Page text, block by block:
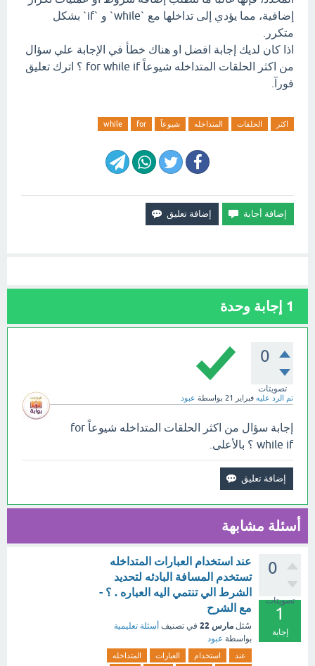
إضافية، مما يؤدي إلى تداخلها مع `while` و `if` بشكل
متكرر.
اذا كان لديك إجابة افضل او هناك خطأ في الإجابة علي سؤال
من اكثر الحلقات المتداخله شيوعاً for while if ؟ اترك تعليق
فورآ.
اكثر الحلقات المتداخله شيوعاً for
while
1 إجابة وحدة
0
تصويتات
تم الرد عليه فبراير 21 بواسطة عبود
إجابة سؤال من اكثر الحلقات المتداخله شيوعاً for
while if ؟ بالأعلى.
أسئلة مشابهة
0
تصويتات
1
إجابة
عند استخدام العبارات المتداخله
تستخدم المسافة البادئه لتحديد
الشرط الي تنتمي اليه العباره . ؟ -
مع الشرح
سُئل مارس 22 في تصنيف أسئلة تعليمية
بواسطة عبود
عند استخدام العبارات
المتداخله